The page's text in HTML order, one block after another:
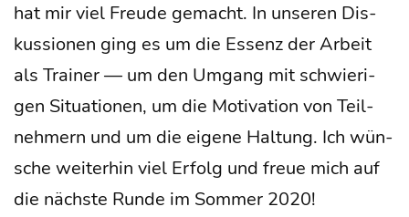
hat mir viel Freu­de gemacht. In unse­ren Dis­
kus­sio­nen ging es um die Essenz der Arbeit
als Trai­ner — um den Umgang mit schwie­ri­
gen Situa­tio­nen, um die Moti­va­ti­on von Teil­
neh­mern und um die eige­ne Hal­tung. Ich wün­
sche wei­ter­hin viel Erfolg und freue mich auf
die nächs­te Run­de im Som­mer 2020!